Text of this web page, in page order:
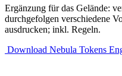
Ergänzung für das Gelände:
durchgefolgen verschiedene
ausdrucken; inkl. Regeln.
Download Nebula Tokens